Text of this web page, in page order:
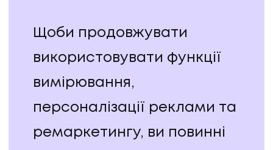
Щоби продовжувати
використовувати функції
вимірювання,
персоналізації реклами та
ремаркетингу, ви повинні